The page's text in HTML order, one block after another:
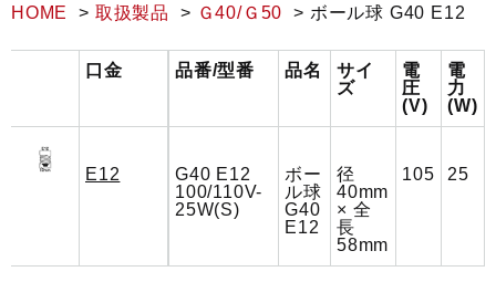
HOME 取扱製品 Ｇ40/Ｇ50 ボール球 G40 E12
口金 品番/型番 品名
サイ
ズ
電
圧
(V)
電
力
(W)
E12
G40 E12
100/110V-
25W(S)
ボー
ル球
G40
E12
径
40mm
× 全
長
58mm
105 25